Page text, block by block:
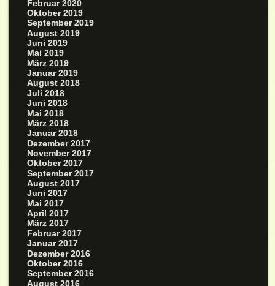
Februar 2020
Oktober 2019
September 2019
August 2019
Juni 2019
Mai 2019
März 2019
Januar 2019
August 2018
Juli 2018
Juni 2018
Mai 2018
März 2018
Januar 2018
Dezember 2017
November 2017
Oktober 2017
September 2017
August 2017
Juni 2017
Mai 2017
April 2017
März 2017
Februar 2017
Januar 2017
Dezember 2016
Oktober 2016
September 2016
August 2016